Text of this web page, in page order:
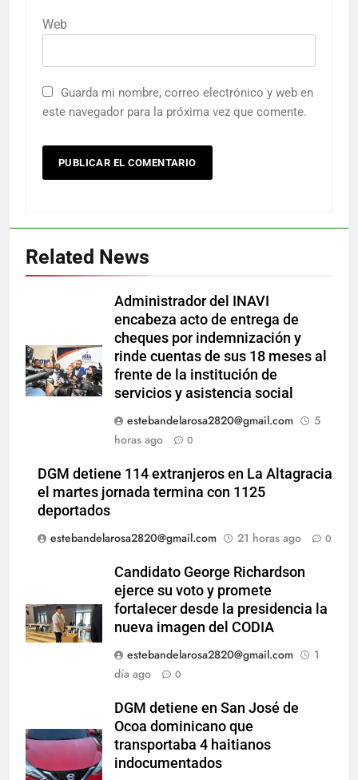
Web
Guarda mi nombre, correo electrónico y web en
este navegador para la próxima vez que comente.
Related News
Administrador del INAVI
encabeza acto de entrega de
cheques por indemnización y
rinde cuentas de sus 18 meses al
frente de la institución de
servicios y asistencia social
estebandelarosa2820@gmail.com
5
horas ago
0
DGM detiene 114 extranjeros en La Altagracia
el martes jornada termina con 1125
deportados
estebandelarosa2820@gmail.com
21 horas ago 0
Candidato George Richardson
ejerce su voto y promete
fortalecer desde la presidencia la
nueva imagen del CODIA
estebandelarosa2820@gmail.com
1
día ago
0
DGM detiene en San José de
Ocoa dominicano que
transportaba 4 haitianos
indocumentados